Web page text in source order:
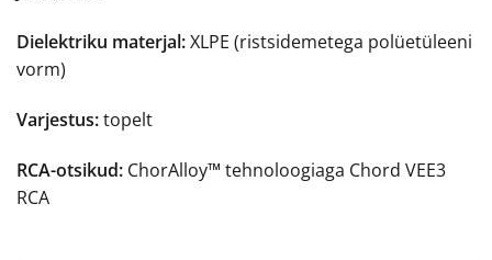
Dielektriku materjal:XLPE (ristsidemetega polüetüleeni
vorm)
Varjestus:topelt
RCA-otsikud: ChorAlloy™ tehnoloogiaga Chord VEE3
RCA